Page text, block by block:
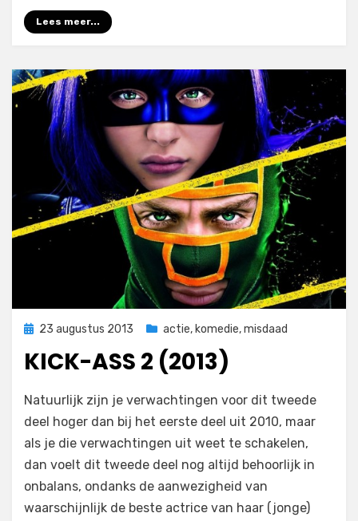
Lees meer...
Geplaatst
23 augustus 2013 actie, komedie,misdaad
KICK-ASS 2 (2013)
door Filmofiel.nl
Laat een reactie achter
op
Ass
2
(2013)
Natuurlijk zijn je verwachtingen voor dit tweede
deel hoger dan bij het eerste deel uit 2010, maar
als je die verwachtingen uit weet te schakelen,
dan voelt dit tweede deel nog altijd behoorlijk in
onbalans, ondanks de aanwezigheid van
waarschijnlijk de beste actrice van haar (jonge)